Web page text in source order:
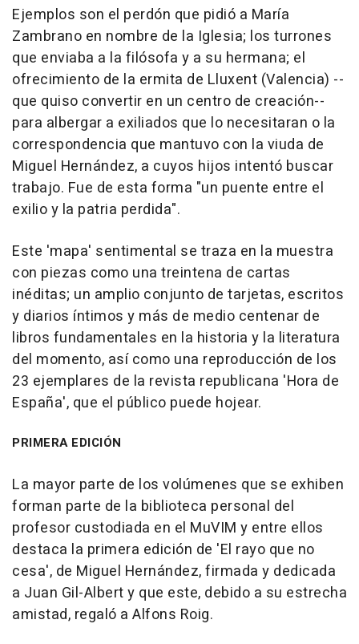
Ejemplos son el perdón que pidió a María
Zambrano en nombre de la Iglesia; los turrones
que enviaba a la filósofa y a su hermana; el
ofrecimiento de la ermita de Lluxent (Valencia) --
que quiso convertir en un centro de creación--
para albergar a exiliados que lo necesitaran o la
correspondencia que mantuvo con la viuda de
Miguel Hernández, a cuyos hijos intentó buscar
trabajo. Fue de esta forma "un puente entre el
exilio y la patria perdida".
Este 'mapa' sentimental se traza en la muestra
con piezas como una treintena de cartas
inéditas; un amplio conjunto de tarjetas, escritos
y diarios íntimos y más de medio centenar de
libros fundamentales en la historia y la literatura
del momento, así como una reproducción de los
23 ejemplares de la revista republicana 'Hora de
España', que el público puede hojear.
PRIMERA EDICIÓN
La mayor parte de los volúmenes que se exhiben
forman parte de la biblioteca personal del
profesor custodiada en el MuVIM y entre ellos
destaca la primera edición de 'El rayo que no
cesa', de Miguel Hernández, firmada y dedicada
a Juan Gil-Albert y que este, debido a su estrecha
amistad, regaló a Alfons Roig.